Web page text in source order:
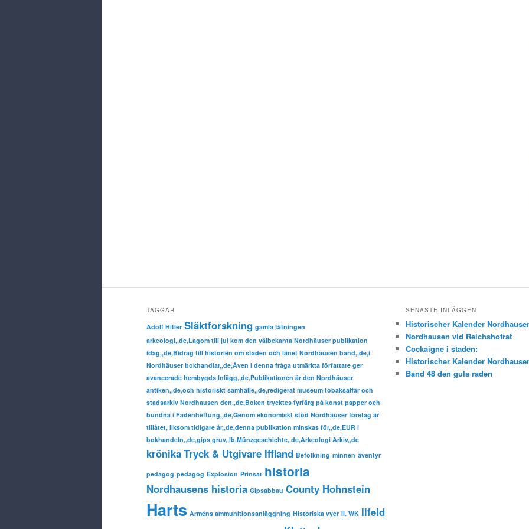
TAGGAR
Adolf Hitler Släktforskning gamla tätningen
arkeologi,,de,Lagom till jul kom den välbekanta Nordhäuser publikation
idag,,de,Bidrag till historien om staden och länet Nordhausen band,,de,i
Nordhäuser bokhandlar,,de,Även i denna fråga utmärkta författare ger
avancerade hembygds Inlägg,,de,Publikationen är den Nordhäuser
antiken,,de,och historiskt samhälle,,de,redigerat museum tobaksaffär och
stadsarkiv Nordhausen den,,de,Boken trycktes fyrfärg på konst papper och
bundna i Fadenheftung,,de,Genom ekonomiskt stöd Nordhäuser företag är
tillåtet, liksom tidigare år,,de,denna publikation minskas för,,de,EUR i
bokhandeln,,de,gips gruv,,lb,Münzgeschichte,,de,Arkeologi Arkiv,,de
krönikaTryck & Utgivare Iffland Befolkning minnen äventyr
pedagog pedagog Explosion Prinsar historia
Nordhausens historia Gipsabbau County Hohnstein
Harts Arméns ammunitionsanläggning Historiska vyer II. WK Ilfeld
SENASTE INLÄGGEN
Historischer Kalender
Nordhausen vid Reichshofrat
Cockaigne i staden:
Historischer Kalender
Band 48 den gula raden